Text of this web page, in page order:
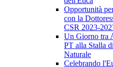
Opportunità
con la
CSR 2023-
Un Giorno tra
PT alla Stalla
Naturale
Celebrando